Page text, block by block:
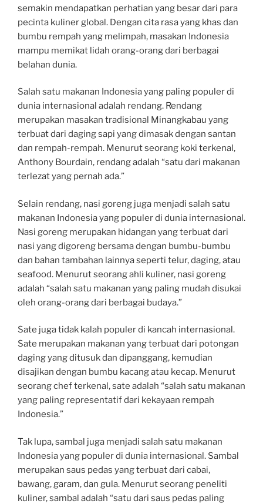
semakin mendapatkan perhatian yang besar dari para
pecinta kuliner global. Dengan cita rasa yang khas dan
bumbu rempah yang melimpah, masakan Indonesia
mampu memikat lidah orang-orang dari berbagai
belahan dunia.
Salah satu makanan Indonesia yang paling populer di
dunia internasional adalah rendang. Rendang
merupakan masakan tradisional Minangkabau yang
terbuat dari daging sapi yang dimasak dengan santan
dan rempah-rempah. Menurut seorang koki terkenal,
Anthony Bourdain, rendang adalah “satu dari makanan
terlezat yang pernah ada.”
Selain rendang, nasi goreng juga menjadi salah satu
makanan Indonesia yang populer di dunia internasional.
Nasi goreng merupakan hidangan yang terbuat dari
nasi yang digoreng bersama dengan bumbu-bumbu
dan bahan tambahan lainnya seperti telur, daging, atau
seafood. Menurut seorang ahli kuliner, nasi goreng
adalah “salah satu makanan yang paling mudah disukai
oleh orang-orang dari berbagai budaya.”
Sate juga tidak kalah populer di kancah internasional.
Sate merupakan makanan yang terbuat dari potongan
daging yang ditusuk dan dipanggang, kemudian
disajikan dengan bumbu kacang atau kecap. Menurut
seorang chef terkenal, sate adalah “salah satu makanan
yang paling representatif dari kekayaan rempah
Indonesia.”
Tak lupa, sambal juga menjadi salah satu makanan
Indonesia yang populer di dunia internasional. Sambal
merupakan saus pedas yang terbuat dari cabai,
bawang, garam, dan gula. Menurut seorang peneliti
kuliner, sambal adalah “satu dari saus pedas paling